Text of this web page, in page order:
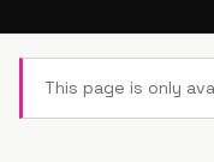
This page is only